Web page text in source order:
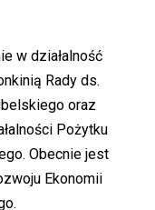
w działalność
Rady ds.
oraz
Pożytku
Obecnie jest
Ekonomii